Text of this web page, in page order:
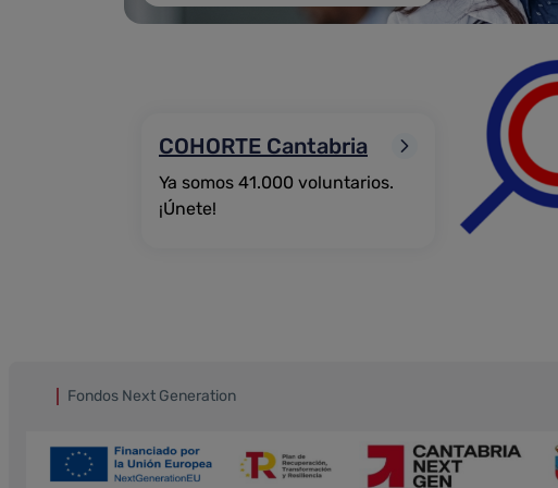
COHORTE Cantabria
Ya somos 41.000 voluntarios.
¡Únete!
Fondos Next Generation